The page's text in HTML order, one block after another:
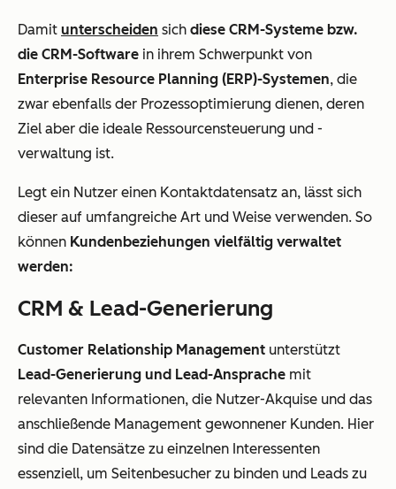
Damit unterscheiden sich diese CRM-Systeme bzw.
die CRM-Software in ihrem Schwerpunkt von
Enterprise Resource Planning (ERP)-Systemen, die
zwar ebenfalls der Prozessoptimierung dienen, deren
Ziel aber die ideale Ressourcensteuerung und -
verwaltung ist.
Legt ein Nutzer einen Kontaktdatensatz an, lässt sich
dieser auf umfangreiche Art und Weise verwenden. So
können Kundenbeziehungen vielfältig verwaltet
werden:
CRM & Lead-Generierung
Customer Relationship Management unterstützt
Lead-Generierung und Lead-Ansprache mit
relevanten Informationen, die Nutzer-Akquise und das
anschließende Management gewonnener Kunden. Hier
sind die Datensätze zu einzelnen Interessenten
essenziell, um Seitenbesucher zu binden und Leads zu